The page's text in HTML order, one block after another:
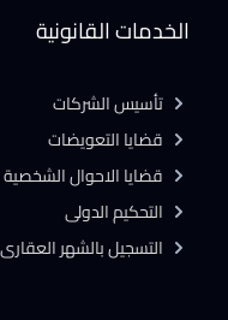
الخدمات القانونية
تأسيس الشركات
قضايا التعويضات
قضايا الاحوال الشخصية
التحكيم الدولى
التسجيل بالشهر العقارى